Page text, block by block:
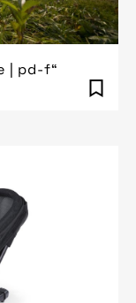
| pd-f“